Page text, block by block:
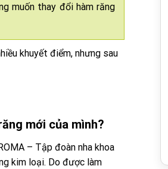
muốn thay đổi hàm răng
khuyết điểm, nhưng sau
mới của mình?
– Tập đoàn nha khoa
kim loại. Do được làm